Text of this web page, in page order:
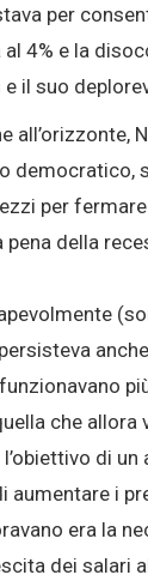
per
4% e la
il suo
democratico,
per
pena della
che
l’obiettivo di
i
era la
dei salari